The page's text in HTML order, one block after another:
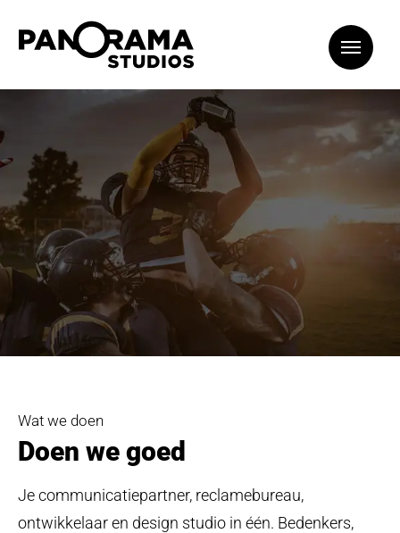
up
your
game Get in touch
Wat we doen
Doen we goed
Je communicatiepartner, reclamebureau,
ontwikkelaar en design studio in één. Bedenkers,